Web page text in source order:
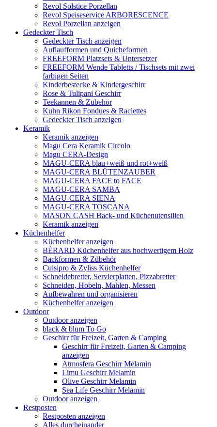
Revol Solstice Porzellan
Revol Speiseservice ARBORESCENCE
Revol Porzellan anzeigen
Gedeckter Tisch
Gedeckter Tisch anzeigen
Auflaufformen und Quicheformen
FREEFORM Platzsets & Untersetzer
FREEFORM Wende Tabletts / Tischsets mit zwei
farbigen Seiten
Kinderbestecke & Kindergeschirr
Rose & Tulipani Geschirr
Teekannen & Zubehör
Kuhn Rikon Fondues & Raclettes
Gedeckter Tisch anzeigen
Keramik
Keramik anzeigen
Magu Cera Keramik Circolo
Magu CERA-Design
MAGU-CERA blau+weiß und rot+weiß
MAGU-CERA BLÜTENZAUBER
MAGU-CERA FACE to FACE
MAGU-CERA SAMBA
MAGU-CERA SIENA
MAGU-CERA TOSCANA
MASON CASH Back- und Küchenutensilien
Keramik anzeigen
Küchenhelfer
Küchenhelfer anzeigen
BÉRARD Küchenhelfer aus hochwertigem Holz
Backformen & Zübehör
Cuisipro & Zyliss Küchenhelfer
Schneidebretter, Servierplatten, Pizzabretter
Schneiden, Hobeln, Mahlen, Messen
Aufbewahren und organisieren
Küchenhelfer anzeigen
Outdoor
Outdoor anzeigen
black & blum To Go
Geschirr für Freizeit, Garten & Camping
Geschirr für Freizeit, Garten & Camping
anzeigen
Atmosfera Geschirr Melamin
Limu Geschirr Melamin
Olive Geschirr Melamin
Sea Life Geschirr Melamin
Outdoor anzeigen
Restposten
Restposten anzeigen
Alles durcheinander